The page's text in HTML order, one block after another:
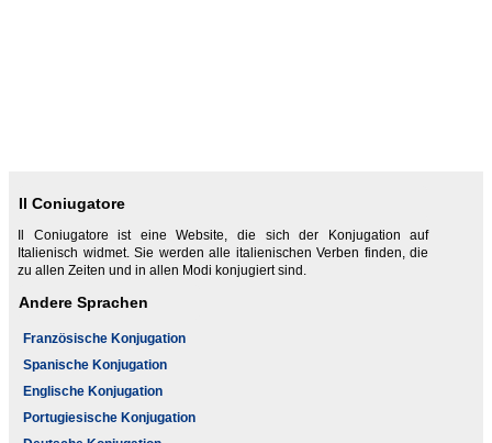
Il Coniugatore
Il Coniugatore ist eine Website, die sich der Konjugation auf
Italienisch widmet. Sie werden alle italienischen Verben finden, die
zu allen Zeiten und in allen Modi konjugiert sind.
Andere Sprachen
Französische Konjugation
Spanische Konjugation
Englische Konjugation
Portugiesische Konjugation